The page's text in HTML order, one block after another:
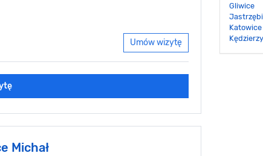
Umów wizytę
Michał
Gliwice
Katowice